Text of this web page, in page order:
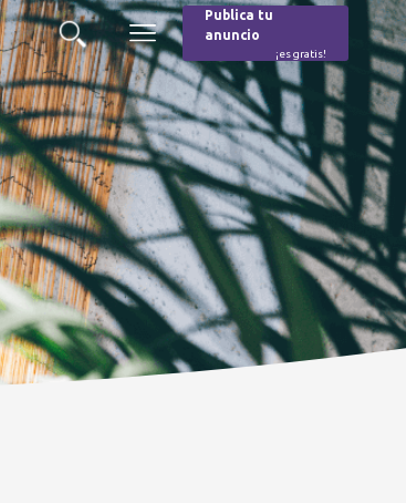
Buscar
Menú
Burger
Publica tu
anuncio
¡es gratis!